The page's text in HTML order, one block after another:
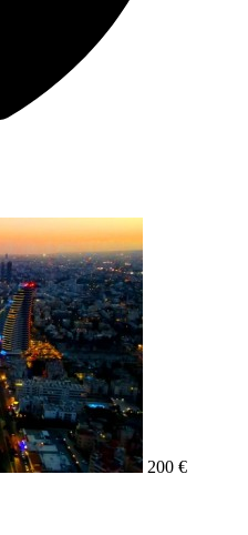
200 €